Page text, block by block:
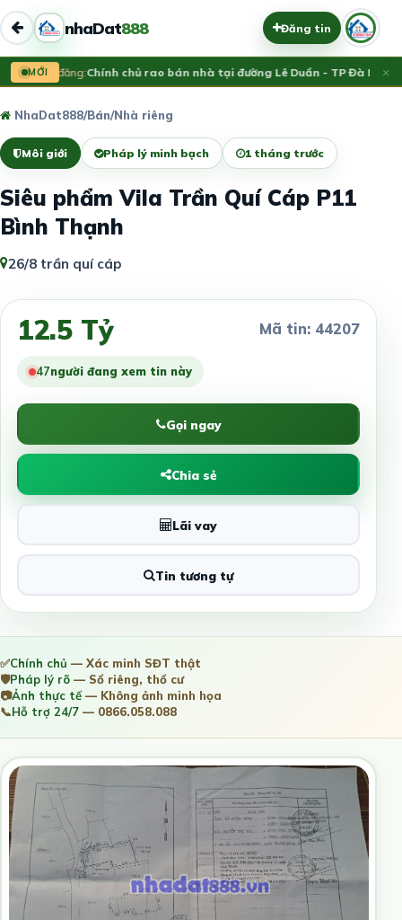
nhaDat888 Đăng tin
MỚI
Vừa đăng:Chính chủ rao bán nhà tại đường Lê Duẩn - TP Đà Nẵng;
×
NhaDat888/Bán/Nhà riêng
Môi giới Pháp lý minh bạch 1 tháng trước
Siêu phẩm Vila Trần Quí Cáp P11
Bình Thạnh
26/8 trần quí cáp
12.5 Tỷ Mã tin: 44207
47người đang xem tin này
Gọi ngay
Chia sẻ
Lãi vay
Tin tương tự
✅Chính chủ — Xác minh SĐT thật
🛡️Pháp lý rõ — Sổ riêng, thổ cư
📷Ảnh thực tế— Không ảnh minh họa
📞Hỗ trợ 24/7 — 0866.058.088